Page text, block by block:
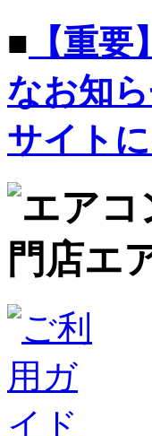
■ 【重
なお知
サイト